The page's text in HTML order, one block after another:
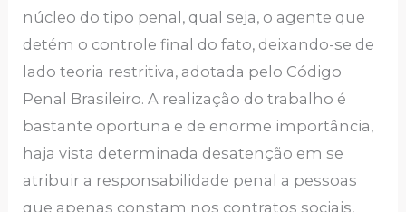
núcleo do tipo penal, qual seja, o agente que
detém o controle final do fato, deixando-se de
lado teoria restritiva, adotada pelo Código
Penal Brasileiro. A realização do trabalho é
bastante oportuna e de enorme importância,
haja vista determinada desatenção em se
atribuir a responsabilidade penal a pessoas
que apenas constam nos contratos sociais,